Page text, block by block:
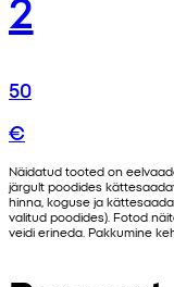
50
€
Näidatud tooted on
järgult poodides
hinna, koguse ja
valitud poodides). Fotod
veidi erineda. Pakkumine